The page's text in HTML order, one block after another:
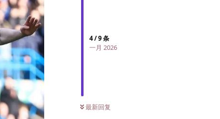
4/9条
一月 2026
最新回复